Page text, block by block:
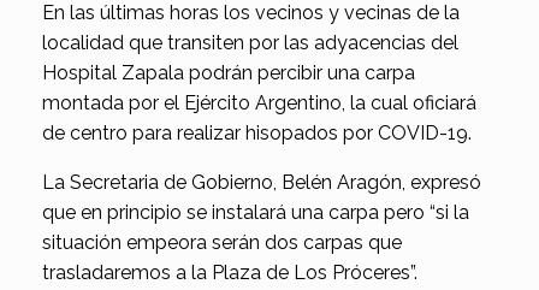
En las últimas horas los vecinos y vecinas de la
localidad que transiten por las adyacencias del
Hospital Zapala podrán percibir una carpa
montada por el Ejército Argentino, la cual oficiará
de centro para realizar hisopados por COVID-19.
La Secretaria de Gobierno, Belén Aragón, expresó
que en principio se instalará una carpa pero “si la
situación empeora serán dos carpas que
trasladaremos a la Plaza de Los Próceres”.